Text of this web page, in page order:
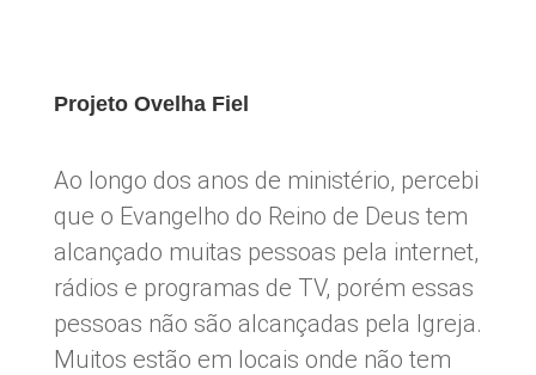
Projeto Ovelha Fiel
Ao longo dos anos de ministério, percebi
que o Evangelho do Reino de Deus tem
alcançado muitas pessoas pela internet,
rádios e programas de TV, porém essas
pessoas não são alcançadas pela Igreja.
Muitos estão em locais onde não tem